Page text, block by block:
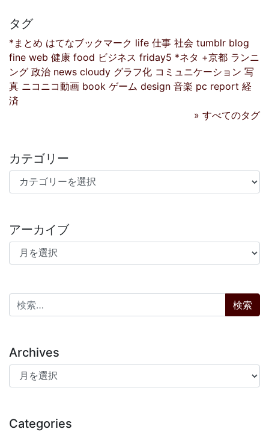
タグ
*まとめ はてなブックマーク life 仕事 社会 tumblr blog
fine web 健康 food ビジネス friday5 *ネタ +京都 ランニ
ング 政治 news cloudy グラフ化 コミュニケーション 写
真 ニコニコ動画 book ゲーム design 音楽 pc report 経
済
» すべてのタグ
カテゴリー
カテゴリー
アーカイブ
アーカイブ
検索:
Archives
Archives
Categories